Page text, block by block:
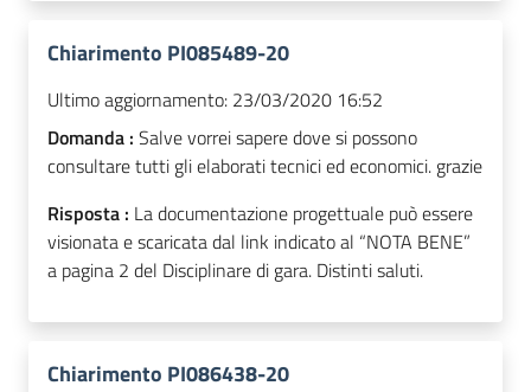
Chiarimento PI085489-20
Ultimo aggiornamento: 23/03/2020 16:52
Domanda : Salve vorrei sapere dove si possono
consultare tutti gli elaborati tecnici ed economici. grazie
Risposta : La documentazione progettuale può essere
visionata e scaricata dal link indicato al “NOTA BENE”
a pagina 2 del Disciplinare di gara. Distinti saluti.
Chiarimento PI086438-20